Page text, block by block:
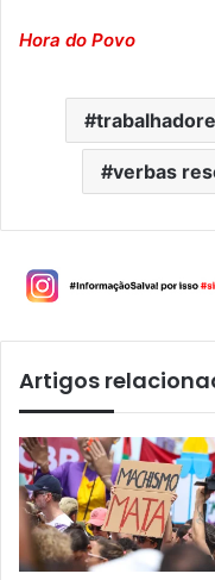
Hora do Povo
verbas
Artigos